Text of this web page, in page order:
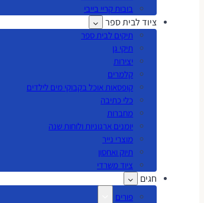
בובות קריי בייבי
ציוד לבית ספר
תיקים לבית ספר
תיקי גן
יצירות
קלמרים
קופסאות אוכל בקבוקי מים לילדים
כלי כתיבה
מחברות
יומנים ארגוניות ולוחות שנה
מוצרי נייר
תיוק ואחסון
ציוד משרדי
חגים
פורים